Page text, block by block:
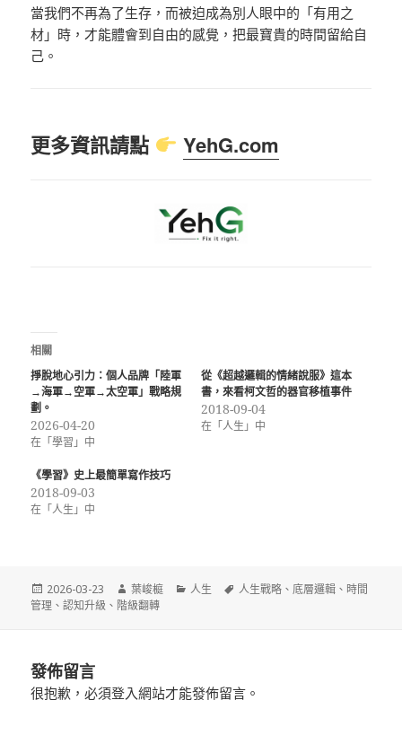
當我們不再為了生存，而被迫成為別人眼中的「有用之
材」時，才能體會到自由的感覺 ，把最寶貴的時間留給自
己。
更多資訊請點 YehG.com
相關
掙脫地心引力：個人品牌「陸軍
→海軍→空軍→太空軍」戰略規
劃。
2026-04-20
在「學習」中
從《超越邏輯的情緒說服》這本
書，來看柯文哲的器官移植事件
2018-09-04
在「人生」中
《學習》史上最簡單寫作技巧
2018-09-03
在「人生」中
發
佈
2026-03-23
作
者
葉峻榳
分
人生
標
人生戰略 、底層邏輯 、 時間
管理 、認知升級 、 階級翻轉
發佈留言
很抱歉，必須登入網站才能發佈留言。